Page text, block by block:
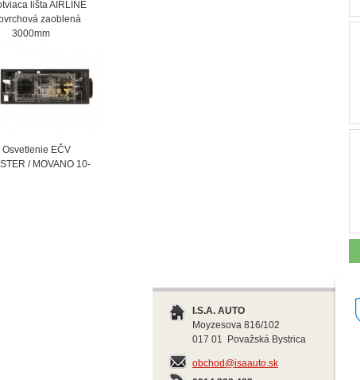
I.S.A. AUTO
Moyzesova 816/102
017 01 Považská Bystrica
obchod@isaauto.sk
lišta AIRLINE
zaoblená
EČV
/ MOVANO 10-